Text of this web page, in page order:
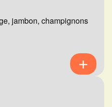
jambon, champignons